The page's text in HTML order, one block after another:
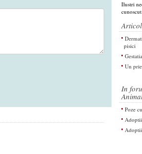
Ilustri
pisici
Un
In
Poze